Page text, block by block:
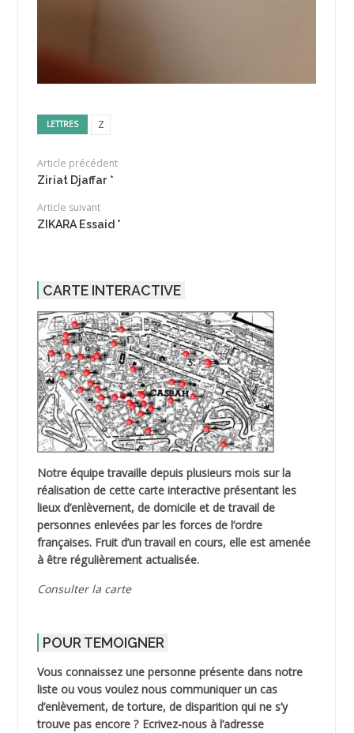
LETTRES Z
Article précédent
Ziriat Djaffar *
Article suivant
ZIKARA Essaid *
CARTE INTERACTIVE
Notre équipe travaille depuis plusieurs mois sur la
réalisation de cette carte interactive présentant les
lieux d’enlèvement, de domicile et de travail de
personnes enlevées par les forces de l’ordre
françaises. Fruit d’un travail en cours, elle est amenée
à être régulièrement actualisée.
Consulter la carte
POUR TEMOIGNER
Vous connaissez une personne présente dans notre
liste ou vous voulez nous communiquer un cas
d’enlèvement, de torture, de disparition qui ne s’y
trouve pas encore ? Ecrivez-nous à l’adresse